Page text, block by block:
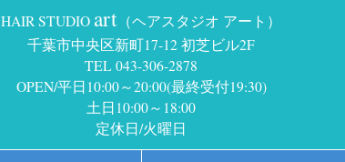
HAIR STUDIO art （ヘアスタジオ アート）
千葉市中央区新町17-12 初芝ビル2F
TEL 043-306-2878
OPEN/平日10:00～20:00(最終受付19:30)
土日10:00～18:00
定休日/火曜日